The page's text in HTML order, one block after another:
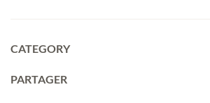
CATEGORY
PARTAGER